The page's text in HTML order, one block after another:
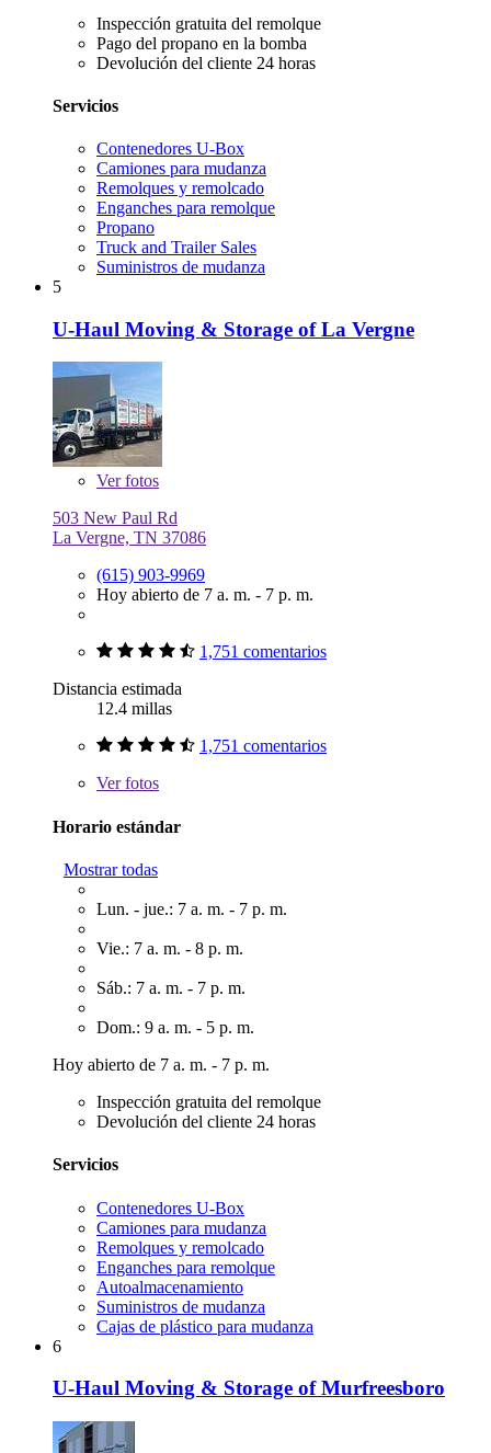
Inspección gratuita del remolque
Pago del propano en la bomba
Devolución del cliente 24 horas
Servicios
Contenedores U-Box
Camiones para mudanza
Remolques y remolcado
Enganches para remolque
Propano
Truck and Trailer Sales
Suministros de mudanza
5
U-Haul Moving & Storage of La Vergne
Verfotos
503 New Paul Rd
La Vergne, TN 37086
(615) 903-9969
Hoy abierto de 7 a. m. - 7 p. m.
1,751 comentarios
Distancia estimada
12.4 millas
1,751 comentarios
Verfotos
Horario estándar
Mostrar todas
Lun. - jue.: 7 a. m. - 7 p. m.
Vie.: 7 a. m. - 8 p. m.
Sáb.: 7 a. m. - 7 p. m.
Dom.: 9 a. m. - 5 p. m.
Hoy abierto de 7 a. m. - 7 p. m.
Inspección gratuita del remolque
Devolución del cliente 24 horas
Servicios
Contenedores U-Box
Camiones para mudanza
Remolques y remolcado
Enganches para remolque
Autoalmacenamiento
Suministros de mudanza
Cajas de plástico para mudanza
6
U-Haul Moving & Storage of Murfreesboro